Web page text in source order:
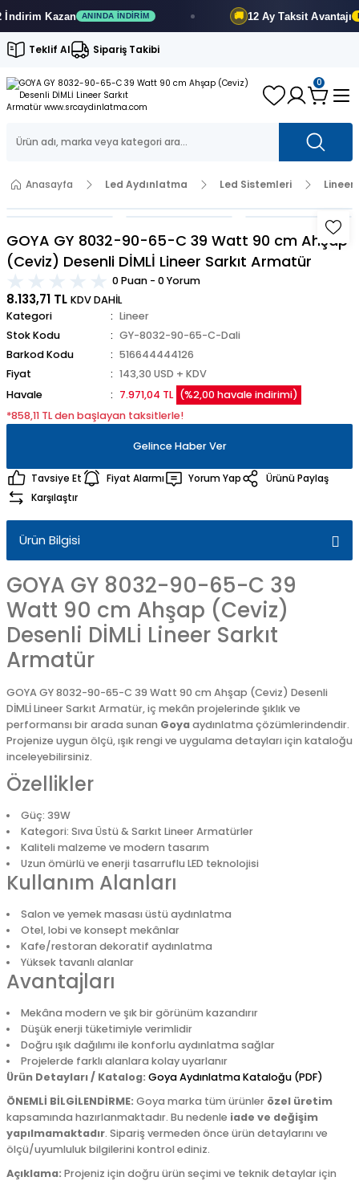
Kazan ANINDA İNDIRIM 12 Ay Taksit Avantajı
Teklif Al Sipariş Takibi
0
Anasayfa Led Aydınlatma Led Sistemleri Lineer
GOYA GY 8032-90-65-C 39 Watt 90 cm Ahşap
(Ceviz) Desenli DİMLİ Lineer Sarkıt Armatür
0 Puan - 0 Yorum
8.133,71 TL KDV DAHİL
Kategori
Lineer
Stok Kodu
GY-8032-90-65-C-Dali
Barkod Kodu
516644444126
Fiyat
143,30 USD + KDV
Havale
7.971,04 TL (%2,00 havale indirimi)
*858,11 TL den başlayan taksitlerle!
Gelince Haber Ver
Tavsiye Et Fiyat Alarmı Yorum Yap
Ürünü Paylaş
Karşılaştır
Ürün Bilgisi
GOYA GY 8032-90-65-C 39
Watt 90 cm Ahşap (Ceviz)
Desenli DİMLİ Lineer Sarkıt
Armatür
GOYA GY 8032-90-65-C 39 Watt 90 cm Ahşap (Ceviz) Desenli
DİMLİ Lineer Sarkıt Armatür, iç mekân projelerinde şıklık ve
performansı bir arada sunan Goyaaydınlatma çözümlerindendir.
Projenize uygun ölçü, ışık rengi ve uygulama detayları için kataloğu
inceleyebilirsiniz.
Özellikler
Güç: 39W
Kategori: Sıva Üstü & Sarkıt Lineer Armatürler
Kaliteli malzeme ve modern tasarım
Uzun ömürlü ve enerji tasarruflu LED teknolojisi
Kullanım Alanları
Salon ve yemek masası üstü aydınlatma
Otel, lobi ve konsept mekânlar
Kafe/restoran dekoratif aydınlatma
Yüksek tavanlı alanlar
Avantajları
Mekâna modern ve şık bir görünüm kazandırır
Düşük enerji tüketimiyle verimlidir
Doğru ışık dağılımı ile konforlu aydınlatma sağlar
Projelerde farklı alanlara kolay uyarlanır
Ürün Detayları / Katalog: Goya Aydınlatma Kataloğu (PDF)
ÖNEMLİ BİLGİLENDİRME: Goya marka tüm ürünler özel üretim
kapsamında hazırlanmaktadır. Bu nedenle iade ve değişim
yapılmamaktadır. Sipariş vermeden önce ürün detaylarını ve
ölçü/uyumluluk bilgilerini kontrol ediniz.
Açıklama: Projeniz için doğru ürün seçimi ve teknik detaylar için